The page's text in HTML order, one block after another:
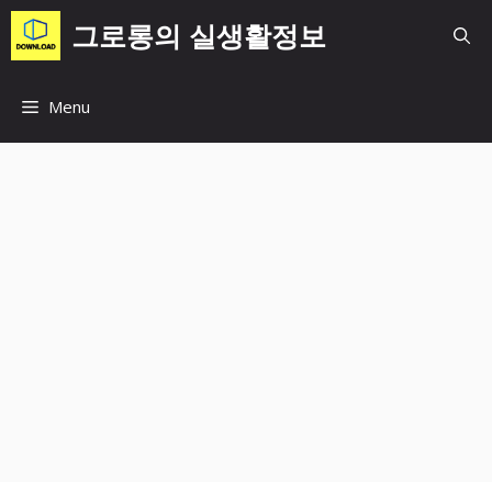
컨
텐
츠
너
그로롱의 실생활정보
Menu